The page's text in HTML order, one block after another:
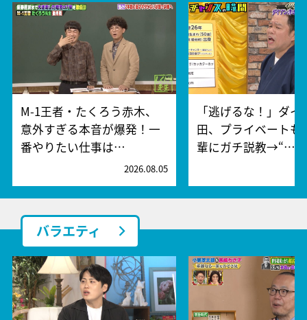
M-1王者・たくろう赤木、
意外すぎる本音が爆発！一
番やりたい仕事は…
2026.08.05
「逃げるな！」ダイ
田、プライベートも
輩にガチ説教→“…
バラエティ